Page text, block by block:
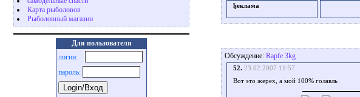
Карта рыболовов
Рыболовный магазин
Для пользователя
логин:
пароль:
ђеклама
Обсуждение: Rapfe 3kg
52. 23.02.2007 11:57
Вот это жерех, a мой 100% голавль